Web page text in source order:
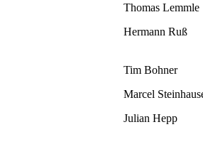
Thomas Lemmle
Hermann Ruß
Tim Bohner
Marcel
Julian Hepp